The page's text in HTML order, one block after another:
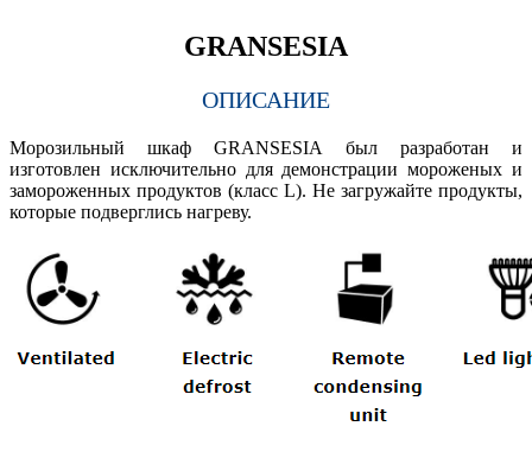
GRANSESIA
ОПИСАНИЕ
Морозильный шкаф GRANSESIA был разработан и
изготовлен исключительно для демонстрации мороженых и
замороженных продуктов (класс L). Не загружайте продукты,
которые подверглись нагреву.